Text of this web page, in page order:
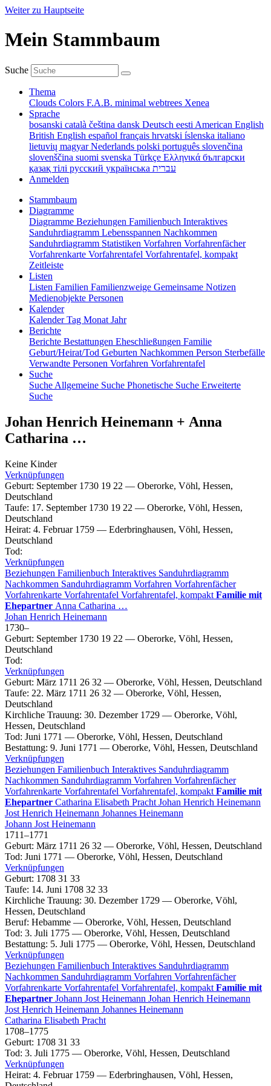
Weiter zu Hauptseite
Mein Stammbaum
Suche
Thema
Clouds Colors F.A.B. minimal webtrees Xenea
Sprache
bosanski català čeština dansk Deutsch eesti American English
British English español français hrvatski íslenska italiano
lietuvių magyarNederlands polski português slovenčina
slovenščina suomi svenska Türkçe Ελληνικά български
қазақ тілі русский українська עברית
Anmelden
Stammbaum
Diagramme
Diagramme Beziehungen Familienbuch Interaktives
Sanduhrdiagramm Lebensspannen Nachkommen
Sanduhrdiagramm Statistiken Vorfahren Vorfahrenfächer
Vorfahrenkarte Vorfahrentafel Vorfahrentafel, kompakt
Zeitleiste
Listen
Listen Familien Familienzweige Gemeinsame Notizen
Medienobjekte Personen
Kalender
KalenderTag Monat Jahr
Berichte
Berichte Bestattungen Eheschließungen Familie
Geburt/Heirat/Tod Geburten Nachkommen Person Sterbefälle
Verwandte Personen Vorfahren Vorfahrentafel
Suche
Suche Allgemeine Suche Phonetische Suche Erweiterte
Suche
Johan Henrich Heinemann + Anna
Catharina …
Keine Kinder
Verknüpfungen
Geburt: September 1730 19 22 — Oberorke, Vöhl, Hessen,
Deutschland
Taufe: 17. September 1730 19 22 — Oberorke, Vöhl, Hessen,
Deutschland
Heirat: 4. Februar 1759 — Ederbringhausen, Vöhl, Hessen,
Deutschland
Tod:
Verknüpfungen
Beziehungen Familienbuch Interaktives Sanduhrdiagramm
Nachkommen Sanduhrdiagramm Vorfahren Vorfahrenfächer
Vorfahrenkarte Vorfahrentafel Vorfahrentafel, kompakt Familie mit
Ehepartner Anna Catharina …
Johan Henrich Heinemann
1730–
Geburt: September 1730 19 22 — Oberorke, Vöhl, Hessen,
Deutschland
Tod:
Verknüpfungen
Geburt: März 1711 26 32 — Oberorke, Vöhl, Hessen, Deutschland
Taufe: 22. März 1711 26 32 — Oberorke, Vöhl, Hessen,
Deutschland
Kirchliche Trauung: 30. Dezember 1729 — Oberorke, Vöhl,
Hessen, Deutschland
Tod: Juni 1771 — Oberorke, Vöhl, Hessen, Deutschland
Bestattung: 9. Juni 1771 — Oberorke, Vöhl, Hessen, Deutschland
Verknüpfungen
Beziehungen Familienbuch Interaktives Sanduhrdiagramm
Nachkommen Sanduhrdiagramm Vorfahren Vorfahrenfächer
Vorfahrenkarte Vorfahrentafel Vorfahrentafel, kompakt Familie mit
Ehepartner Catharina Elisabeth Pracht Johan Henrich Heinemann
Jost Henrich Heinemann Johannes Heinemann
Johann Jost Heinemann
1711–1771
Geburt: März 1711 26 32 — Oberorke, Vöhl, Hessen, Deutschland
Tod: Juni 1771 — Oberorke, Vöhl, Hessen, Deutschland
Verknüpfungen
Geburt: 1708 31 33
Taufe: 14. Juni 1708 32 33
Kirchliche Trauung: 30. Dezember 1729 — Oberorke, Vöhl,
Hessen, Deutschland
Beruf: Hebamme — Oberorke, Vöhl, Hessen, Deutschland
Tod: 3. Juli 1775 — Oberorke, Vöhl, Hessen, Deutschland
Bestattung: 5. Juli 1775 — Oberorke, Vöhl, Hessen, Deutschland
Verknüpfungen
Beziehungen Familienbuch Interaktives Sanduhrdiagramm
Nachkommen Sanduhrdiagramm Vorfahren Vorfahrenfächer
Vorfahrenkarte Vorfahrentafel Vorfahrentafel, kompakt Familie mit
Ehepartner Johann Jost Heinemann Johan Henrich Heinemann
Jost Henrich Heinemann Johannes Heinemann
Catharina Elisabeth Pracht
1708–1775
Geburt: 1708 31 33
Tod: 3. Juli 1775 — Oberorke, Vöhl, Hessen, Deutschland
Verknüpfungen
Heirat: 4. Februar 1759 — Ederbringhausen, Vöhl, Hessen,